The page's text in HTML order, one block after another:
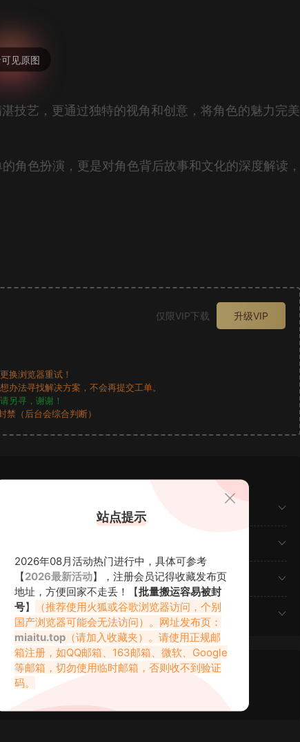
技艺，更通过独特的视角和创意，将角色的魅力完美
角色扮演，更是对角色背后故事和文化的深度解读，
仅限VIP下载 升级VIP
换浏览器重试！
法寻找解决方案，不会再提交工单。
另寻，谢谢！
（后台会综合判断）
将封禁账号权限！
单处理。
站点提示
2026年08月活动热门进行中，具体可参考
【2026最新活动】，注册会员记得收藏发布页
地址，方便回家不走丢！【批量搬运容易被封
号】
（推荐使用火狐或谷歌浏览器访问，个别
国产浏览器可能会无法访问）。网址发布页：
miaitu.top （请加入收藏夹）。请使用正规邮
箱注册，如QQ邮箱、163邮箱、微软、Google
等邮箱，切勿使用临时邮箱，否则收不到验证
码。